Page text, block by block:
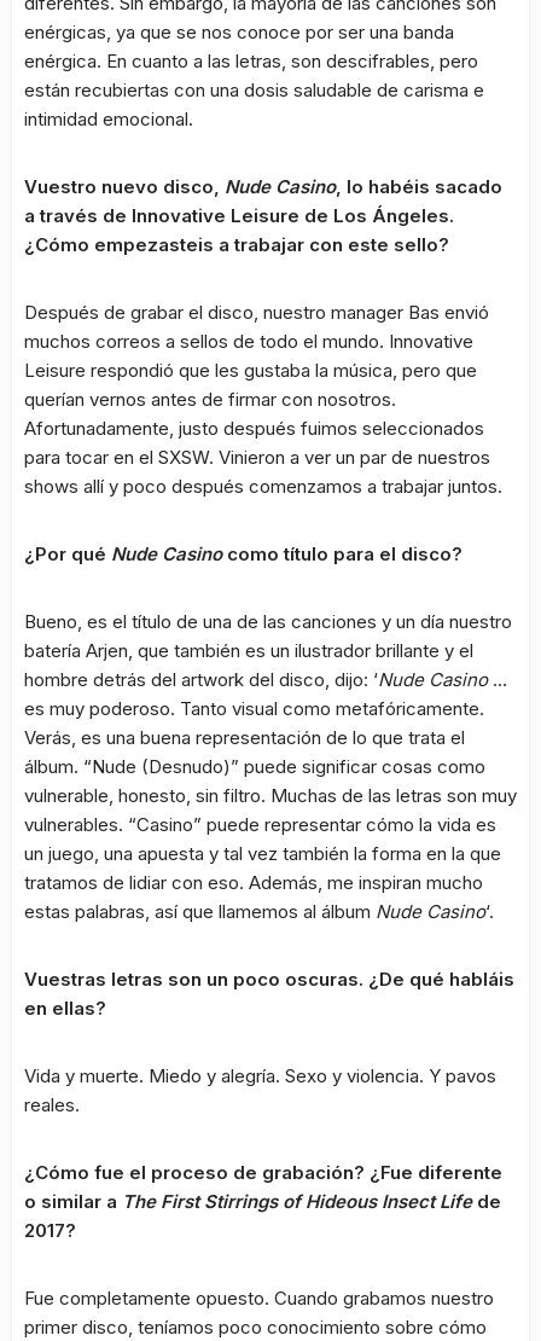
enérgicas, ya que se nos conoce por ser una banda
enérgica. En cuanto a las letras, son descifrables, pero
están recubiertas con una dosis saludable de carisma e
intimidad emocional.
Vuestro nuevo disco, Nude Casino, lo habéis sacado
a través de Innovative Leisure de Los Ángeles.
¿Cómo empezasteis a trabajar con este sello?
Después de grabar el disco, nuestro manager Bas envió
muchos correos a sellos de todo el mundo. Innovative
Leisure respondió que les gustaba la música, pero que
querían vernos antes de firmar con nosotros.
Afortunadamente, justo después fuimos seleccionados
para tocar en el SXSW. Vinieron a ver un par de nuestros
shows allí y poco después comenzamos a trabajar juntos.
¿Por qué Nude Casinocomo título para el disco?
Bueno, es el título de una de las canciones y un día nuestro
batería Arjen, que también es un ilustrador brillante y el
hombre detrás del artwork del disco, dijo: ‘Nude Casino…
es muy poderoso. Tanto visual como metafóricamente.
Verás, es una buena representación de lo que trata el
álbum. “Nude (Desnudo)” puede significar cosas como
vulnerable, honesto, sin filtro. Muchas de las letras son muy
vulnerables. “Casino” puede representar cómo la vida es
un juego, una apuesta y tal vez también la forma en la que
tratamos de lidiar con eso. Además, me inspiran mucho
estas palabras, así que llamemos al álbum Nude Casino‘.
Vuestras letras son un poco oscuras. ¿De qué habláis
en ellas?
Vida y muerte. Miedo y alegría. Sexo y violencia. Y pavos
reales.
¿Cómo fue el proceso de grabación? ¿Fue diferente
o similar a The First Stirrings of Hideous Insect Lifede
2017?
Fue completamente opuesto. Cuando grabamos nuestro
primer disco, teníamos poco conocimiento sobre cómo